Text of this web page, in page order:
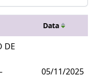
Data
DE
05/11/2025